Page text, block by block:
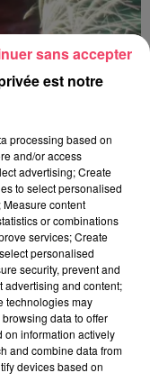
EN RAISON DES
est notre
processing based on
and/or access
advertising; Create
to select personalised
content
or combinations
services; Create
personalised
security, prevent and
advertising and content;
technologies may
data to offer
on information actively
and combine data from
devices based on
sans accepter